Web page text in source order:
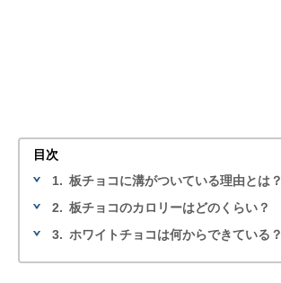
目次
1. 板チョコに溝がついている理由とは？
2. 板チョコのカロリーはどのくらい？
3. ホワイトチョコは何からできている？